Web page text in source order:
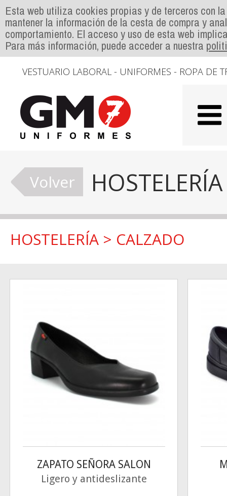
Esta web utiliza cookies propias y de terceros con
mantener la información de la cesta de compra y
comportamiento. El acceso y uso de esta web
Para más información, puede acceder a nuestra
VESTUARIO LABORAL - UNIFORMES - ROPA DE
Volver HOSTELERÍA
HOSTELERÍA > CALZADO
ZAPATO SEÑORA SALON
Ligero y antideslizante